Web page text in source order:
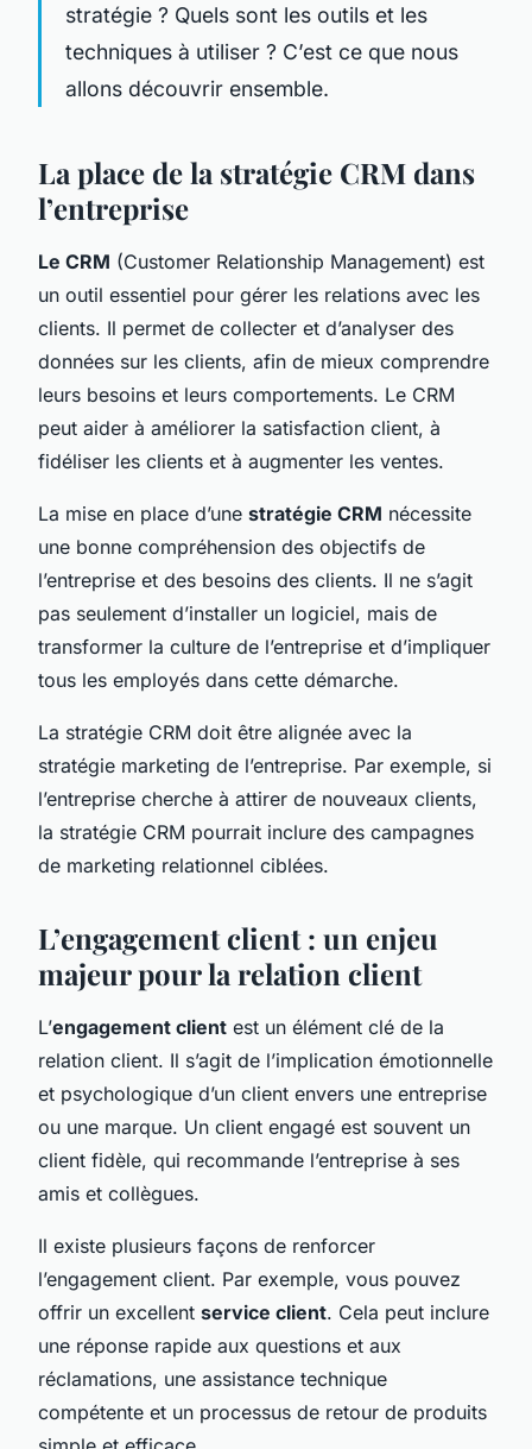
stratégie ? Quels sont les outils et les
techniques à utiliser ? C’est ce que nous
allons découvrir ensemble.
La place de la stratégie CRM dans
l’entreprise
Le CRM (Customer Relationship Management) est
un outil essentiel pour gérer les relations avec les
clients. Il permet de collecter et d’analyser des
données sur les clients, afin de mieux comprendre
leurs besoins et leurs comportements. Le CRM
peut aider à améliorer la satisfaction client, à
fidéliser les clients et à augmenter les ventes.
La mise en place d’une stratégie CRM nécessite
une bonne compréhension des objectifs de
l’entreprise et des besoins des clients. Il ne s’agit
pas seulement d’installer un logiciel, mais de
transformer la culture de l’entreprise et d’impliquer
tous les employés dans cette démarche.
La stratégie CRM doit être alignée avec la
stratégie marketing de l’entreprise. Par exemple, si
l’entreprise cherche à attirer de nouveaux clients,
la stratégie CRM pourrait inclure des campagnes
de marketing relationnel ciblées.
L’engagement client : un enjeu
majeur pour la relation client
L’engagement client est un élément clé de la
relation client. Il s’agit de l’implication émotionnelle
et psychologique d’un client envers une entreprise
ou une marque. Un client engagé est souvent un
client fidèle, qui recommande l’entreprise à ses
amis et collègues.
Il existe plusieurs façons de renforcer
l’engagement client. Par exemple, vous pouvez
offrir un excellent service client. Cela peut inclure
une réponse rapide aux questions et aux
réclamations, une assistance technique
compétente et un processus de retour de produits